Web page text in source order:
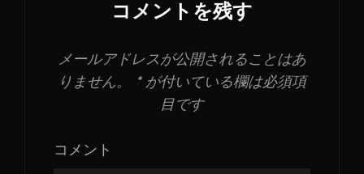
コメントを残す
メールアドレスが公開されることはあ
りません。
*が付いている欄は必須項
目です
コメント